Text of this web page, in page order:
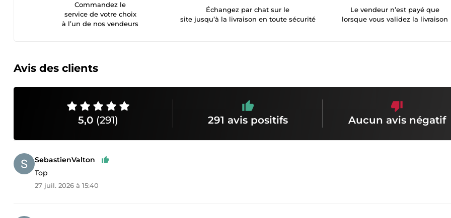
Commandez le
service de votre choix
à l’un de nos vendeurs
Échangez par chat sur le
site jusqu’à la livraison en toute sécurité
Le vendeur n’est payé que
lorsque vous validez la livraison
Avis des clients
5,0 (291) 291 avis positifs Aucun avis négatif
SebastienValton
Top
27 juil. 2026 à 15:40